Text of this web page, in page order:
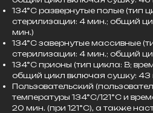
134°С развернутые полые (тип
стерилизации: 4 мин.; общий
мин.)
134°С завернутые массивные
стерилизации: 4 мин.; общий
134°С прионы (тип цикла: В;
общий цикл включая сушку: 43
Пользовательский
температуры 134°С/121°С и
20 мин. (при 121°С), а также